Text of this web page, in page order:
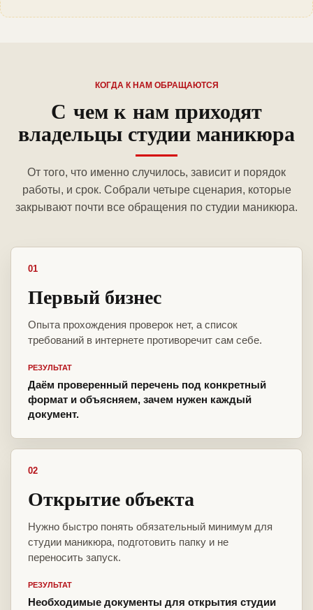
КОГДА К НАМ ОБРАЩАЮТСЯ
С чем к нам приходят
владельцы студии маникюра
От того, что именно случилось, зависит и порядок
работы, и срок. Собрали четыре сценария, которые
закрывают почти все обращения по студии маникюра.
01
Первый бизнес
Опыта прохождения проверок нет, а список
требований в интернете противоречит сам себе.
РЕЗУЛЬТАТ
Даём проверенный перечень под конкретный
формат и объясняем, зачем нужен каждый
документ.
02
Открытие объекта
Нужно быстро понять обязательный минимум для
студии маникюра, подготовить папку и не
переносить запуск.
РЕЗУЛЬТАТ
Необходимые документы для открытия студии